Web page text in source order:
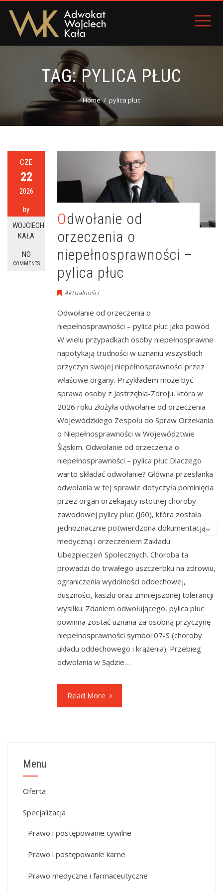
TAG:PYLICA PŁUC
Home pylica płuc
CZE
22
2026
by
WOJCIECH
KAŁA
NO
COMMENTS
Odwołanie od
orzeczenia o
niepełnosprawności –
pylica płuc
Aktualności
Odwołanie od orzeczenia o
niepełnosprawności – pylica płuc jako powód
W wielu przypadkach osoby niepełnosprawne
napotykają trudności w uznaniu wszystkich
przyczyn swojej niepełnosprawności przez
właściwe organy. Przykładem może być
sprawa osoby z Jastrzębia-Zdroju, która w
2026 roku złożyła odwołanie od orzeczenia
Wojewódzkiego Zespołu do Spraw Orzekania
o Niepełnosprawności w Województwie
Śląskim. Odwołanie od orzeczenia o
niepełnosprawności – pylica płuc Dlaczego
warto składać odwołanie? Główna przesłanka
odwołania w tej sprawie dotyczyła pominięcia
przez organ orzekający istotnej choroby
zawodowej pylicy płuc (J60), która została
jednoznacznie potwierdzona dokumentacją
medyczną i orzeczeniem Zakładu
Ubezpieczeń Społecznych. Choroba ta
prowadzi do trwałego uszczerbku na zdrowiu,
ograniczenia wydolności oddechowej,
duszności, kaszlu oraz zmniejszonej tolerancji
wysiłku. Zdaniem odwołującego, pylica płuc
powinna zostać uznana za osobną przyczynę
niepełnosprawności symbol 07-S (choroby
układu oddechowego i krążenia). Przebieg
odwołania w Sądzie…
Read More
Menu
Oferta
Specjalizacja
Prawo i postępowanie cywilne
Prawo i postępowanie karne
Prawo medyczne i farmaceutyczne